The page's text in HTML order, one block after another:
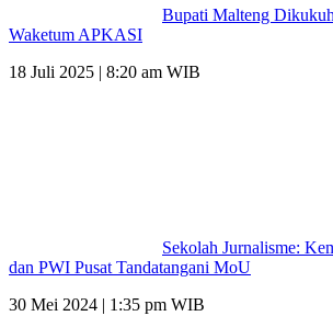
Bupati Malteng
Waketum APKASI
18 Juli 2025 | 8:20 am WIB
Sekolah Jurnalisme:
dan PWI Pusat Tandatangani MoU
30 Mei 2024 | 1:35 pm WIB